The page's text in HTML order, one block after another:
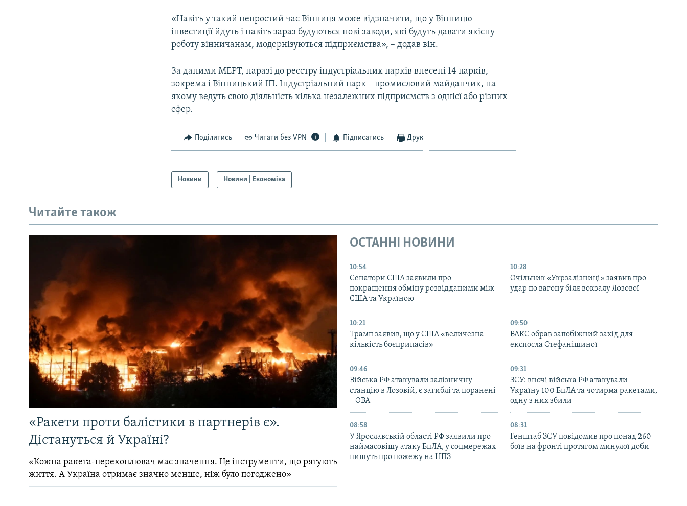
«Навіть у такий непростий час Вінниця може відзначити, що у Вінницю
інвестиції йдуть і навіть зараз будуються нові заводи, які будуть давати якісну
роботу вінничанам, модернізуються підприємства», – додав він.
За даними МЕРТ, наразі до реєстру індустріальних парків внесені 14 парків,
зокрема і Вінницький ІП. Індустріальний парк – промисловий майданчик, на
якому ведуть свою діяльність кілька незалежних підприємств з однієї або різних
сфер.
Поділитись Читати без VPN Підписатись Друк
Новини Новини | Економіка
Читайте також
«Ракети проти балістики в партнерів є».
Дістануться й Україні?
«Кожна ракета-перехоплювач має значення. Це інструменти, що рятують
життя. А Україна отримає значно менше, ніж було погоджено»
ОСТАННІ НОВИНИ
10:54
Сенатори США заявили про
покращення обміну розвідданими між
США та Україною
10:28
Очільник «Укрзалізниці» заявив про
удар по вагону біля вокзалу Лозової
10:21
Трамп заявив, що у США «величезна
кількість боєприпасів»
09:50
ВАКС обрав запобіжний захід для
експосла Стефанішиної
09:46
Війська РФ атакували залізничну
станцію в Лозовій, є загиблі та поранені
– ОВА
09:31
ЗСУ: вночі війська РФ атакували
Україну 100 БпЛА та чотирма ракетами,
одну з них збили
08:58
У Ярославській області РФ заявили про
наймасовішу атаку БпЛА, у соцмережах
пишуть про пожежу на НПЗ
08:31
Генштаб ЗСУ повідомив про понад 260
боїв на фронті протягом минулої доби